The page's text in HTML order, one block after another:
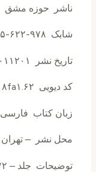
ناشر حوزه مشق
شابک ۹۷۸-۶۲۲-۳۰۵-۷۰۲-۱
تاریخ نشر ۱۴۰۱۱۲۰۱
کد دیویی ۸fa۱.۶۲‌
زبان کتاب فارسی
محل نشر – تهران
توضیحات جلد – ۷۲ صفحه – تالیف – چاپ ۱